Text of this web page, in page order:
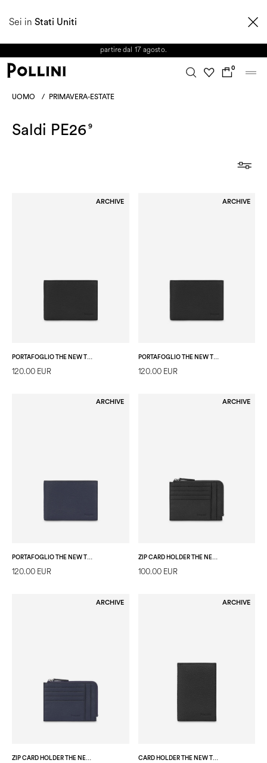
Sei in Stati Uniti
AUTUNNO/INVERNO 2026. Dall'8 al 16 agosto il Servizio Clienti non sarà
partire dal 17 agosto.
0
UOMO / PRIMAVERA-ESTATE
Saldi PE26 9
ARCHIVE
120.00 EUR
ARCHIVE
PORTAFOGLIO THE NEW TOUCH NERO
120.00 EUR
ARCHIVE
PORTAFOGLIO THE NEW TOUCH DARK BLUE
120.00 EUR
ARCHIVE
ZIP CARD HOLDER THE NEW TOUCH NERO
100.00 EUR
ARCHIVE
ZIP CARD HOLDER THE NEW TOUCH DARK BLUE
ARCHIVE
CARD HOLDER THE NEW TOUCH NERO